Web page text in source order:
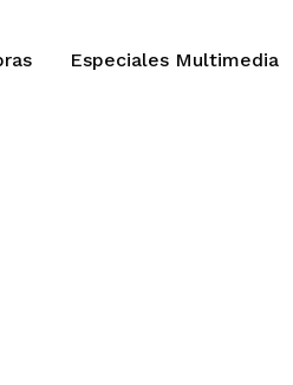
Especiales Multimedia